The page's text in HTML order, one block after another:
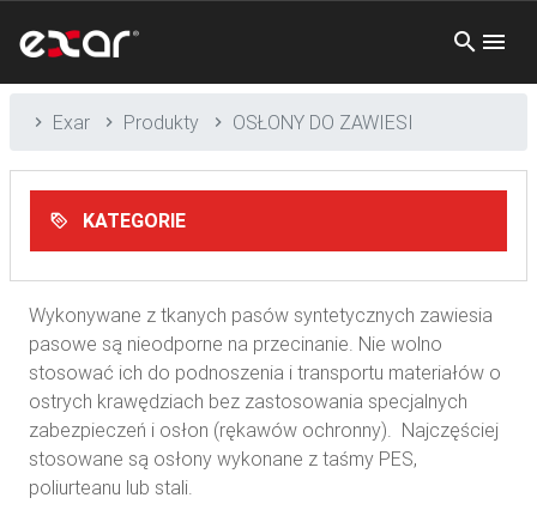
Exar Produkty OSŁONY DO ZAWIESI
KATEGORIE
Wykonywane z tkanych pasów syntetycznych zawiesia
pasowe są nieodporne na przecinanie. Nie wolno
stosować ich do podnoszenia i transportu materiałów o
ostrych krawędziach bez zastosowania specjalnych
zabezpieczeń i osłon (rękawów ochronny). Najczęściej
stosowane są osłony wykonane z taśmy PES,
poliurteanu lub stali.